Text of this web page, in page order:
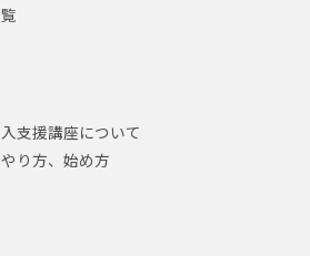
支援講座について
り方、始め方